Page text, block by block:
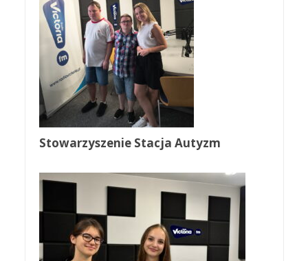
Stowarzyszenie Stacja Autyzm